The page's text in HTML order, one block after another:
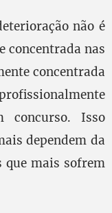
não é
concentrada nas
concentrada
concurso. Isso
dependem da
que mais sofrem